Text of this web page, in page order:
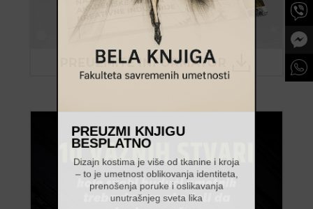
PREUZMI KNJIGU
BESPLATNO
Dizajn kostima je više od tkanine i kroja
– to je umetnost oblikovanja identiteta,
prenošenja poruke i oslikavanja
unutrašnjeg sveta lika